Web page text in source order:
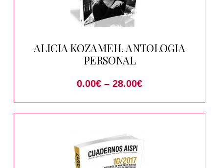
ALICIA KOZAMEH. ANTOLOGIA
PERSONAL
0.00€ – 28.00€